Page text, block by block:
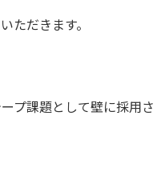
ただきます。
プ課題として壁に採用さ